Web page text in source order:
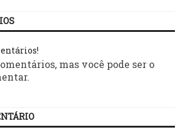
mas você pode ser o